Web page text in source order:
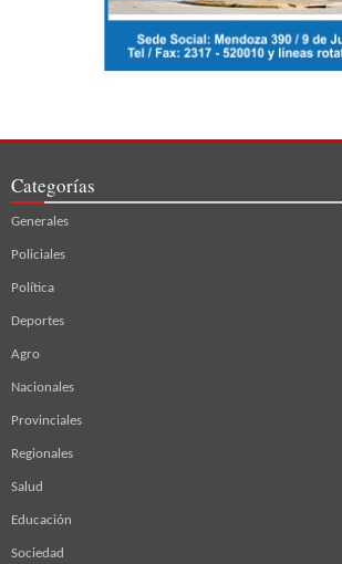
Categorías
Generales
Policiales
Política
Deportes
Agro
Nacionales
Provinciales
Regionales
Salud
Educación
Sociedad